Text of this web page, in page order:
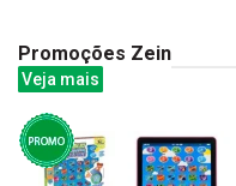
Promoções Zein
Veja mais